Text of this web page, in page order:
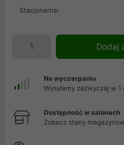
Stacjonarna:
Dodaj
Na wyczerpaniu
Wysyłamy zazwyczaj w 1
Dostępność w salonach
Zobacz stany